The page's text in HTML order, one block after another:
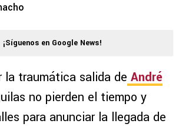
¡Síguenos en Google News!
la traumática salida de André
no pierden el tiempo y
para anunciar la llegada de